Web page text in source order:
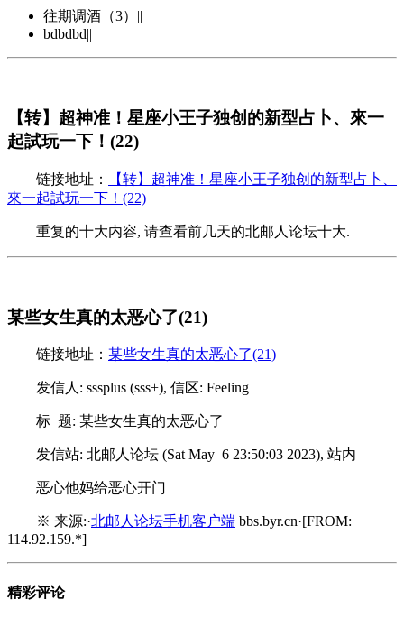
往期调酒（3）||
bdbdbd||
【转】超神准！星座小王子独创的新型占卜、來一
起試玩一下！(22)
链接地址：
【转】超神准！星座小王子独创的新型占卜、
來一起試玩一下！(22)
重复的十大内容, 请查看前几天的北邮人论坛十大.
某些女生真的太恶心了(21)
链接地址： 某些女生真的太恶心了(21)
发信人: sssplus (sss+), 信区: Feeling
标 题: 某些女生真的太恶心了
发信站: 北邮人论坛 (Sat May 6 23:50:03 2023), 站内
恶心他妈给恶心开门
※ 来源:·北邮人论坛手机客户端 bbs.byr.cn·[FROM:
114.92.159.*]
精彩评论